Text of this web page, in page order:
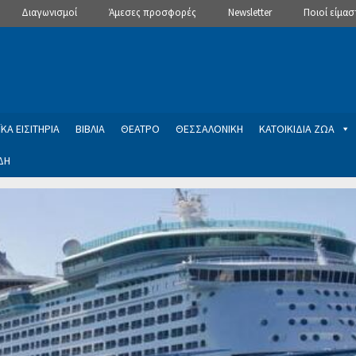
Διαγωνισμοί Άμεσες προσφορές Newsletter Ποιοί
ΕΙΣΙΤΗΡΙΑ ΒΙΒΛΙΑ ΘΕΑΤΡΟ ΘΕΣΣΑΛΟΝΙΚΗ ΚΑΤΟΙΚΙΔΙΑ ΖΩΑ
Newsletter
εγγραφής στο Newsletter του Dealistas.grΕπικοινωνία